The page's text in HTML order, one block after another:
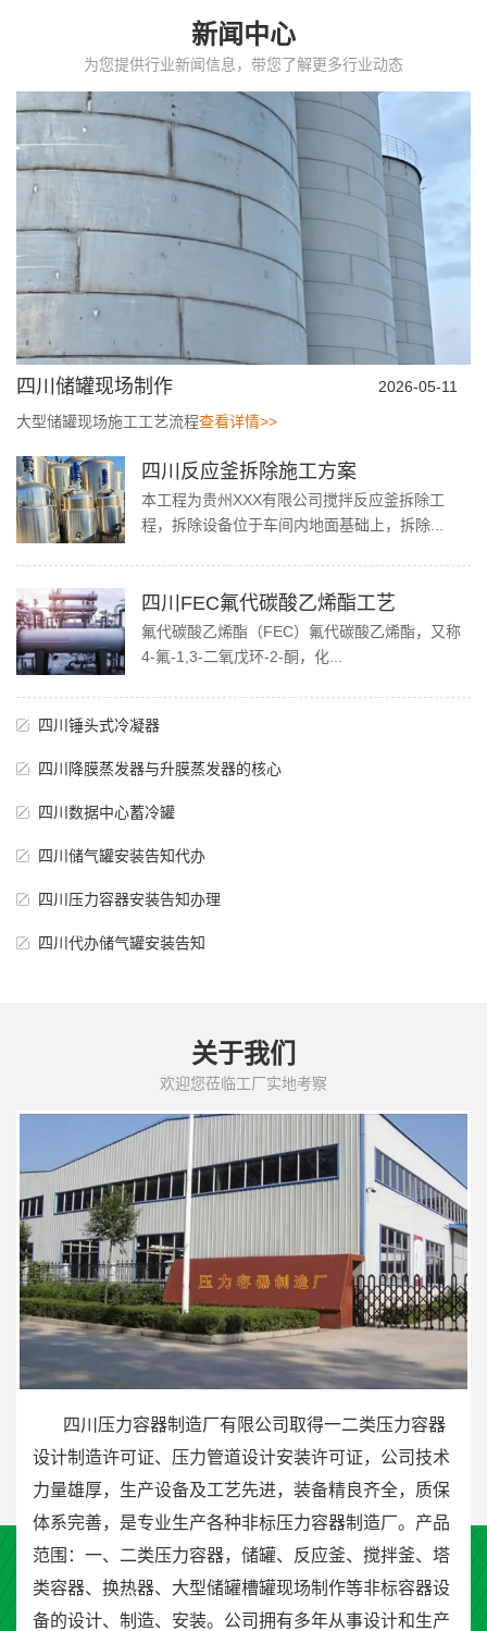
新闻中心
为您提供行业新闻信息，带您了解更多行业动态
四川储罐现场制作
2026-05-11
大型储罐现场施工工艺流程查看详情>>
四川反应釜拆除施工方案
本工程为贵州XXX有限公司搅拌反应釜拆除工
程，拆除设备位于车间内地面基础上，拆除...
四川FEC氟代碳酸乙烯酯工艺
氟代碳酸乙烯酯（FEC）氟代碳酸乙烯酯，又称
4-氟-1,3-二氧戊环-2-酮，化...
四川锤头式冷凝器
四川降膜蒸发器与升膜蒸发器的核心
四川数据中心蓄冷罐
四川储气罐安装告知代办
四川压力容器安装告知办理
四川代办储气罐安装告知
关于我们
欢迎您莅临工厂实地考察
四川压力容器制造厂有限公司取得一二类压力容器
设计制造许可证、压力管道设计安装许可证，公司技术
力量雄厚，生产设备及工艺先进，装备精良齐全，质保
体系完善，是专业生产各种非标压力容器制造厂。产品
范围：一、二类压力容器，储罐、反应釜、搅拌釜、塔
类容器、换热器、大型储罐槽罐现场制作等非标容器设
备的设计、制造、安装。公司拥有多年从事设计和生产